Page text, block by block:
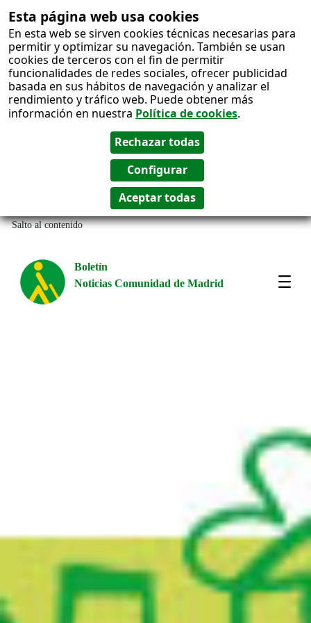
Esta página web usa cookies
En esta web se sirven cookies técnicas necesarias para
permitir y optimizar su navegación. También se usan
cookies de terceros con el fin de permitir
funcionalidades de redes sociales, ofrecer publicidad
basada en sus hábitos de navegación y analizar el
rendimiento y tráfico web. Puede obtener más
información en nuestra Política de cookies.
Salto al contenido
Boletín
Noticias Comunidad de Madrid